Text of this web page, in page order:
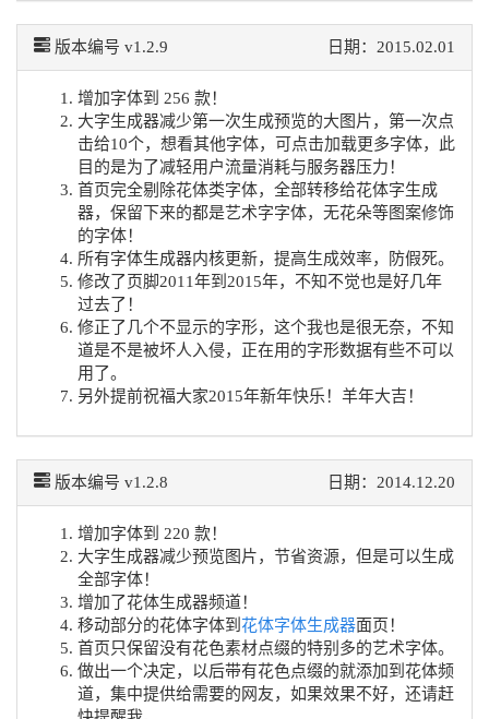
日期：2015.02.01
版本编号 v1.2.9
增加字体到 256 款！
大字生成器减少第一次生成预览的大图片，第一次点
击给10个，想看其他字体，可点击加载更多字体，此
目的是为了减轻用户流量消耗与服务器压力！
首页完全剔除花体类字体，全部转移给花体字生成
器，保留下来的都是艺术字字体，无花朵等图案修饰
的字体！
所有字体生成器内核更新，提高生成效率，防假死。
修改了页脚2011年到2015年，不知不觉也是好几年
过去了！
修正了几个不显示的字形，这个我也是很无奈，不知
道是不是被坏人入侵，正在用的字形数据有些不可以
用了。
另外提前祝福大家2015年新年快乐！羊年大吉！
日期：2014.12.20
版本编号 v1.2.8
增加字体到 220 款！
大字生成器减少预览图片，节省资源，但是可以生成
全部字体！
增加了花体生成器频道！
移动部分的花体字体到 花体字体生成器面页！
首页只保留没有花色素材点缀的特别多的艺术字体。
做出一个决定，以后带有花色点缀的就添加到花体频
道，集中提供给需要的网友，如果效果不好，还请赶